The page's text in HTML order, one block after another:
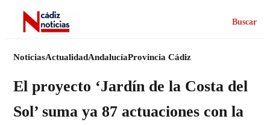
Buscar
NoticiasActualidadAndalucíaProvincia Cádiz
El proyecto ‘Jardín de la Costa del
Sol’ suma ya 87 actuaciones con la